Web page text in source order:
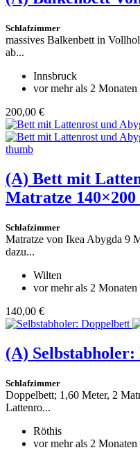
Schlafzimmer
massives Balkenbett in
ab...
Innsbruck
vor mehr als 2 Monaten
200,00 €
(A) Bett mit
Matratze
Schlafzimmer
Matratze von Ikea Abygda 9
dazu...
Wilten
vor mehr als 2 Monaten
140,00 €
(A)
Schlafzimmer
Doppelbett; 1,60 Meter, 2
Lattenro...
Röthis
vor mehr als 2 Monaten